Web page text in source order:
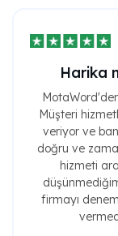
Harika
Müşteri
veriyor ve
doğru ve
hizmeti
firmayı